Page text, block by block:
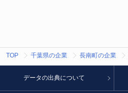
TOP 千葉県の企業 長南町の企業
データの出典について